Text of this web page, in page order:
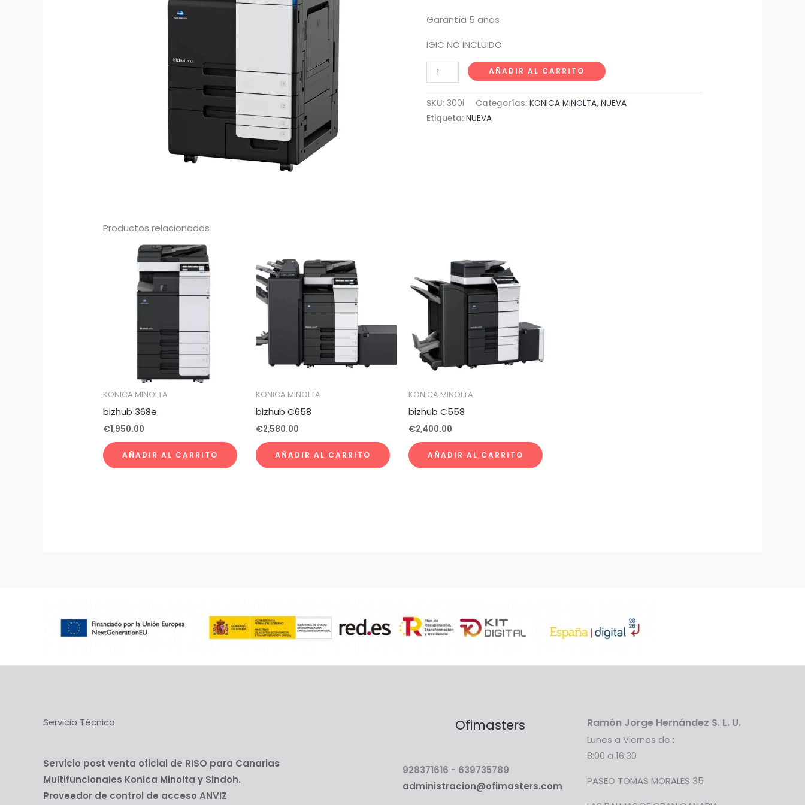
Garantía 5 años
IGIC NO INCLUIDO
bzhub
300i
cantidad
AÑADIR AL CARRITO
SKU: 300i Categorías: KONICA MINOLTA, NUEVA
Etiqueta: NUEVA
Productos relacionados
KONICA MINOLTA
bizhub 368e
€1,950.00
AÑADIR AL CARRITO
KONICA MINOLTA
bizhub C658
€2,580.00
AÑADIR AL CARRITO
KONICA MINOLTA
bizhub C558
€2,400.00
AÑADIR AL CARRITO
Servicio Técnico
Servicio post venta oficial de RISO para Canarias
Multifuncionales Konica Minolta y Sindoh.
Proveedor de control de acceso ANVIZ
Ofimasters
928371616 - 639735789
administracion@ofimasters.com
Ramón Jorge Hernández S. L. U.
Lunes a Viernes de :
8:00 a 16:30
PASEO TOMAS MORALES 35